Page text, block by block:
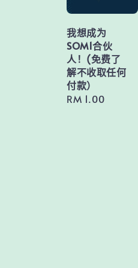
我想成为
SOM1合伙
人！(免费了
解不收取任何
付款）
Regular
RM 1.00